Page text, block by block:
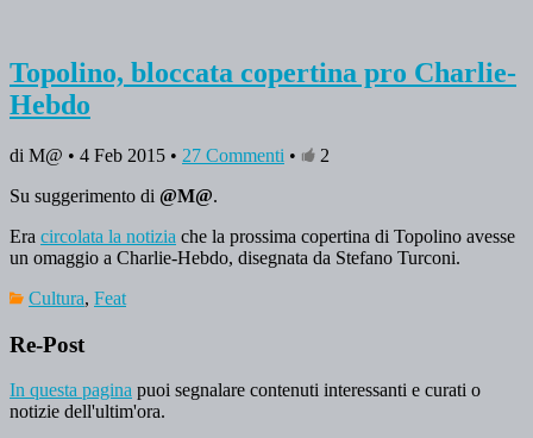
Topolino, bloccata copertina pro Charlie-
Hebdo
di M@ • 4 Feb 2015 • 27 Commenti •
2
Su suggerimento di @M@.
Era circolata la notizia che la prossima copertina di Topolino avesse
un omaggio a Charlie-Hebdo, disegnata da Stefano Turconi.
Cultura, Feat
Re-Post
In questa pagina puoi segnalare contenuti interessanti e curati o
notizie dell'ultim'ora.